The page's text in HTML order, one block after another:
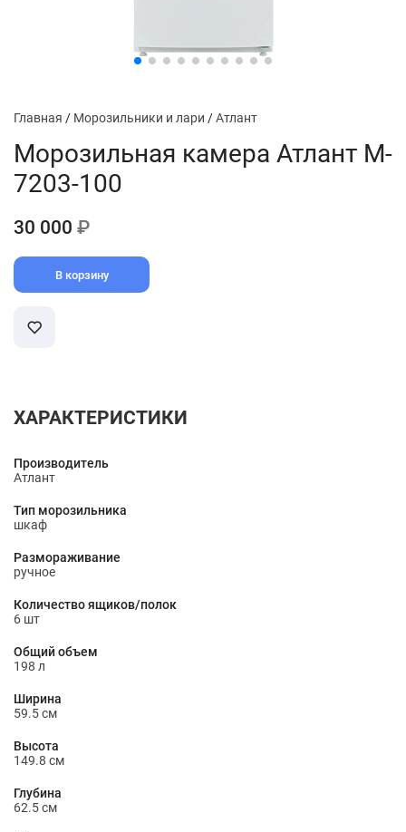
Главная / Морозильники и лари /Атлант
Морозильная камера Атлант M-
7203-100
30 000 ₽
В корзину
ХАРАКТЕРИСТИКИ
Производитель
Атлант
Тип морозильника
шкаф
Размораживание
ручное
Количество ящиков/полок
6 шт
Общий объем
198 л
Ширина
59.5 см
Высота
149.8 см
Глубина
62.5 см